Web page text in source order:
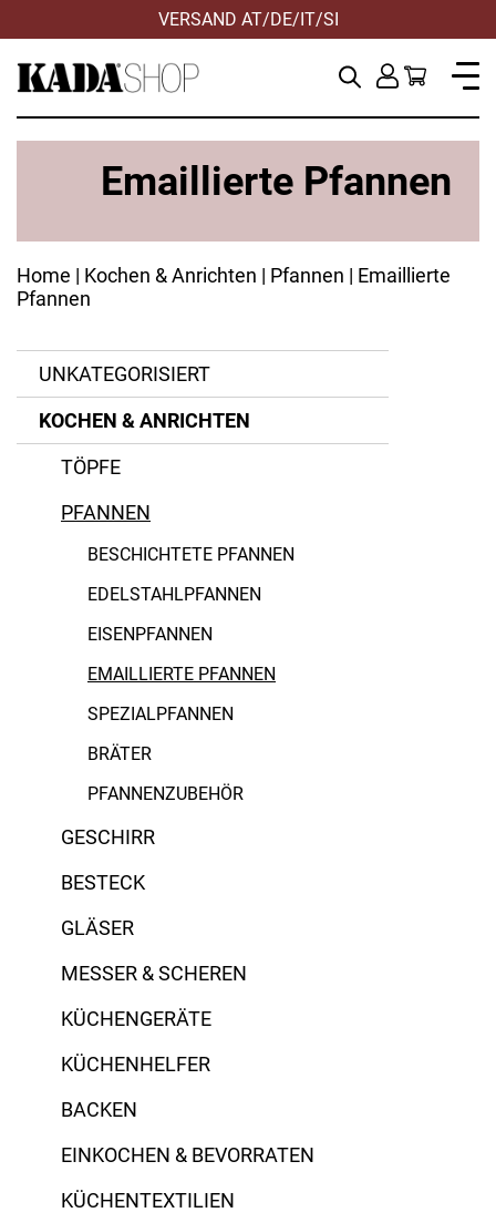
VERSAND AT/DE/IT/SI
Emaillierte Pfannen
Home | Kochen & Anrichten | Pfannen | Emaillierte
Pfannen
UNKATEGORISIERT
KOCHEN & ANRICHTEN
TÖPFE
PFANNEN
BESCHICHTETE PFANNEN
EDELSTAHLPFANNEN
EISENPFANNEN
EMAILLIERTE PFANNEN
SPEZIALPFANNEN
BRÄTER
PFANNENZUBEHÖR
GESCHIRR
BESTECK
GLÄSER
MESSER & SCHEREN
KÜCHENGERÄTE
KÜCHENHELFER
BACKEN
EINKOCHEN & BEVORRATEN
KÜCHENTEXTILIEN
Edelstahl
Gusseisen
Riess
Staub
ZURÜCKSETZEN
ZURÜCKSETZEN
ZURÜCKSETZEN